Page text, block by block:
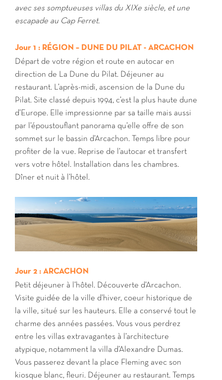
avec ses somptueuses villas du XIXe siècle, et une
escapade au Cap Ferret.
Jour 1 : RÉGION – DUNE DU PILAT - ARCACHON
Départ de votre région et route en autocar en
direction de La Dune du Pilat. Déjeuner au
restaurant. L’après-midi, ascension de la Dune du
Pilat. Site classé depuis 1994, c’est la plus haute dune
d’Europe. Elle impressionne par sa taille mais aussi
par l’époustouflant panorama qu’elle offre de son
sommet sur le bassin d’Arcachon. Temps libre pour
profiter de la vue. Reprise de l’autocar et transfert
vers votre hôtel. Installation dans les chambres.
Dîner et nuit à l’hôtel.
Jour 2 : ARCACHON
Petit déjeuner à l’hôtel. Découverte d’Arcachon.
Visite guidée de la ville d’hiver, coeur historique de
la ville, situé sur les hauteurs. Elle a conservé tout le
charme des années passées. Vous vous perdrez
entre les villas extravagantes à l’architecture
atypique, notamment la villa d’Alexandre Dumas.
Vous passerez devant la place Fleming avec son
kiosque blanc, fleuri. Déjeuner au restaurant. Temps